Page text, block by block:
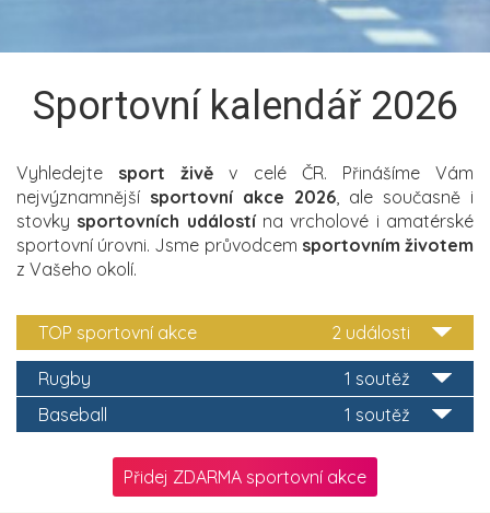
Sportovní kalendář 2026
Vyhledejte sport živě v celé ČR. Přinášíme Vám
nejvýznamnější sportovní akce 2026, ale současně i
stovky sportovních událostína vrcholové i amatérské
sportovní úrovni. Jsme průvodcem sportovním životem
z Vašeho okolí.
2 události
TOP sportovní akce
1 soutěž
Rugby
1 soutěž
Baseball
Přidej ZDARMA sportovní akce